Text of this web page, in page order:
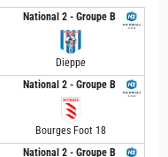
National 2 - Groupe B
Dieppe
National 2 - Groupe B
Bourges Foot 18
National 2 - Groupe B